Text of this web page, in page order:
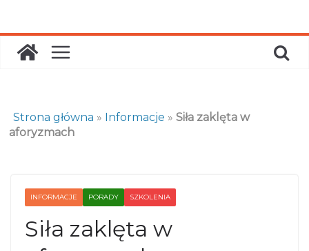
content
Strona główna » Informacje »Siła zaklęta w
aforyzmach
INFORMACJE PORADY SZKOLENIA
Siła zaklęta w